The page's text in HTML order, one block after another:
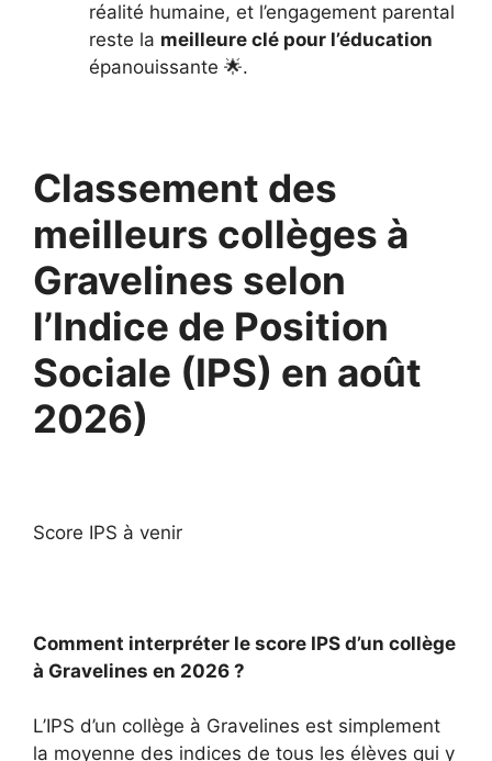
réalité humaine, et l’engagement parental
reste la meilleure clé pour l’éducation
épanouissante 🌟.
Classement des
meilleurs collèges à
Gravelines selon
l’Indice de Position
Sociale (IPS) en août
2026)
Score IPS à venir
Comment interpréter le score IPS d’un collège
à Gravelines en 2026 ?
L’IPS d’un collège à Gravelines est simplement
la moyenne des indices de tous les élèves qui y